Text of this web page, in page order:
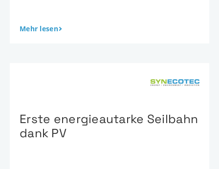
Mehr lesen
Erste energieautarke Seilbahn
dank PV